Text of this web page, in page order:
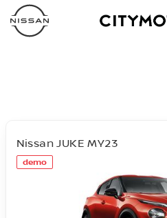
demo
Nissan JUKE MY23